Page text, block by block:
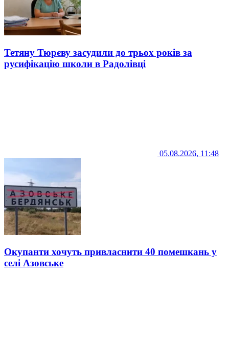
Тетяну Тюрєву засудили до трьох років за
русифікацію школи в Радолівці
05.08.2026, 11:48
Окупанти хочуть привласнити 40 помешкань у
селі Азовське